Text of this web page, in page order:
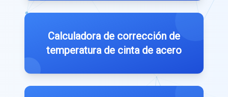
Calculadora de corrección de
temperatura de cinta de acero